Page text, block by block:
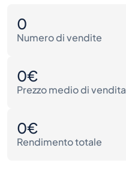
0
Numero di vendite
0€
Prezzo medio di vendita
0€
Rendimento totale